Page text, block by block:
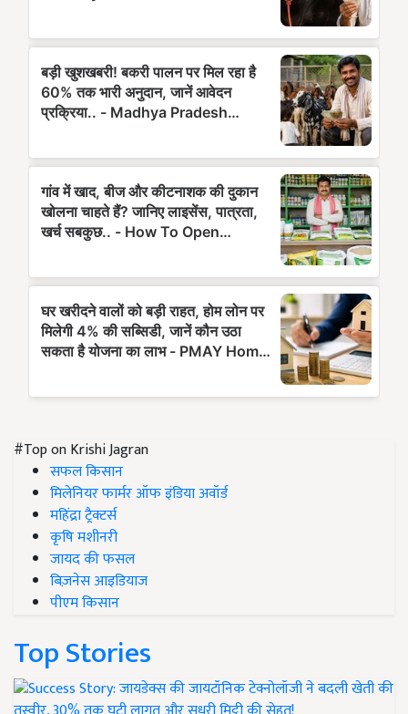
#Top on Krishi Jagran
सफल किसान
मिलेनियर फार्मर ऑफ इंडिया अवॉर्ड
महिंद्रा ट्रैक्टर्स
कृषि मशीनरी
जायद की फसल
बिज़नेस आइडियाज
पीएम किसान
Top Stories